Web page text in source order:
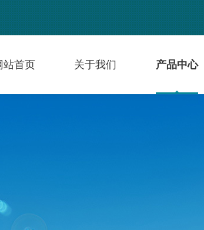
站首页 关于我们 产品中心